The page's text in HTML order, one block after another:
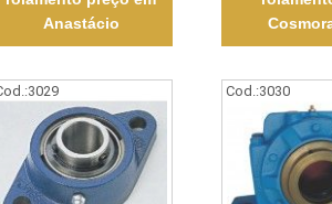
Anastácio
3029 Cod.:3030